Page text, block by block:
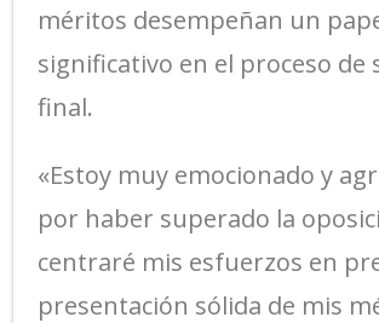
méritos desempeñan un
significativo en el proceso de
final.
«Estoy muy emocionado y
por haber superado la
centraré mis esfuerzos en
presentación sólida de mis